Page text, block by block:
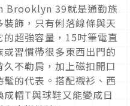
Brooklyn 39就是通勤族
飾，只有俐落線條與天
超強容量，15吋筆電直
習慣帶很多東西出門的
不勒肩，加上磁扣開口
的代表。搭配襯衫、西
帽T與球鞋又能變成日